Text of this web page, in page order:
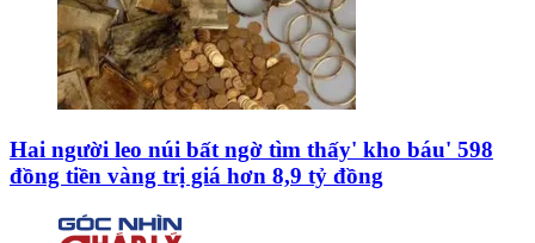
Hai người leo núi bất ngờ tìm thấy' kho báu' 598
đồng tiền vàng trị giá hơn 8,9 tỷ đồng